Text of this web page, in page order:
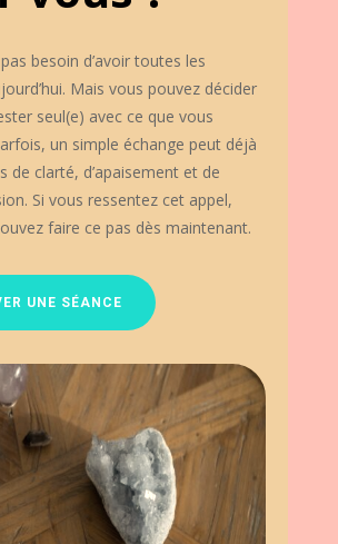
besoin d’avoir toutes les
Mais vous pouvez décider
seul(e) avec ce que vous
un simple échange peut déjà
de clarté, d’apaisement et de
Si vous ressentez cet appel,
faire ce pas dès maintenant.
UNE SÉANCE